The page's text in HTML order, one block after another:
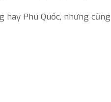
hay Phú Quốc, nhưng cũng